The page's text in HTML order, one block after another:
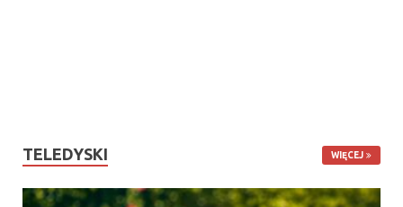
TELEDYSKI WIĘCEJ